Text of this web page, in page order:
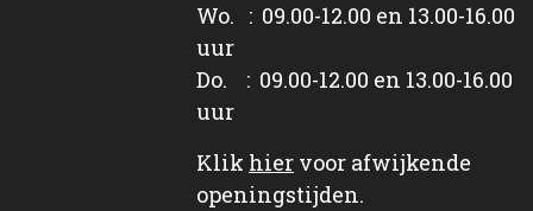
Wo. : 09.00-12.00 en 13.00-16.00
uur
Do. : 09.00-12.00 en 13.00-16.00
uur
Klik hier voor afwijkende
openingstijden.